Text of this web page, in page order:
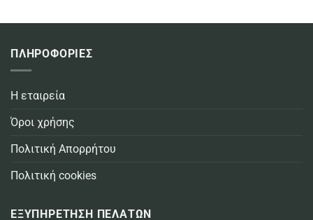
ΠΛΗΡΟΦΟΡΙΕΣ
Η εταιρεία
Όροι χρήσης
Πολιτική Απορρήτου
Πολιτική cookies
ΕΞΥΠΗΡΕΤΗΣΗ ΠΕΛΑΤΩΝ